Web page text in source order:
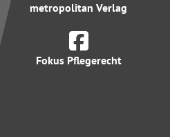
metropolitan Verlag
Fokus Pflegerecht